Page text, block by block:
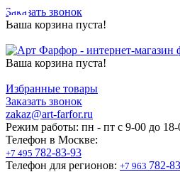
Заказать звонок
Ваша корзина пуста!
Ваша корзина пуста!
Избранные товары
Заказать звонок
zakaz@art-farfor.ru
Режим работы: пн - пт c 9-00 до 18-
Телефон в Москве:
+7 495 782-83-93
Телефон для регионов: +7 963 782-